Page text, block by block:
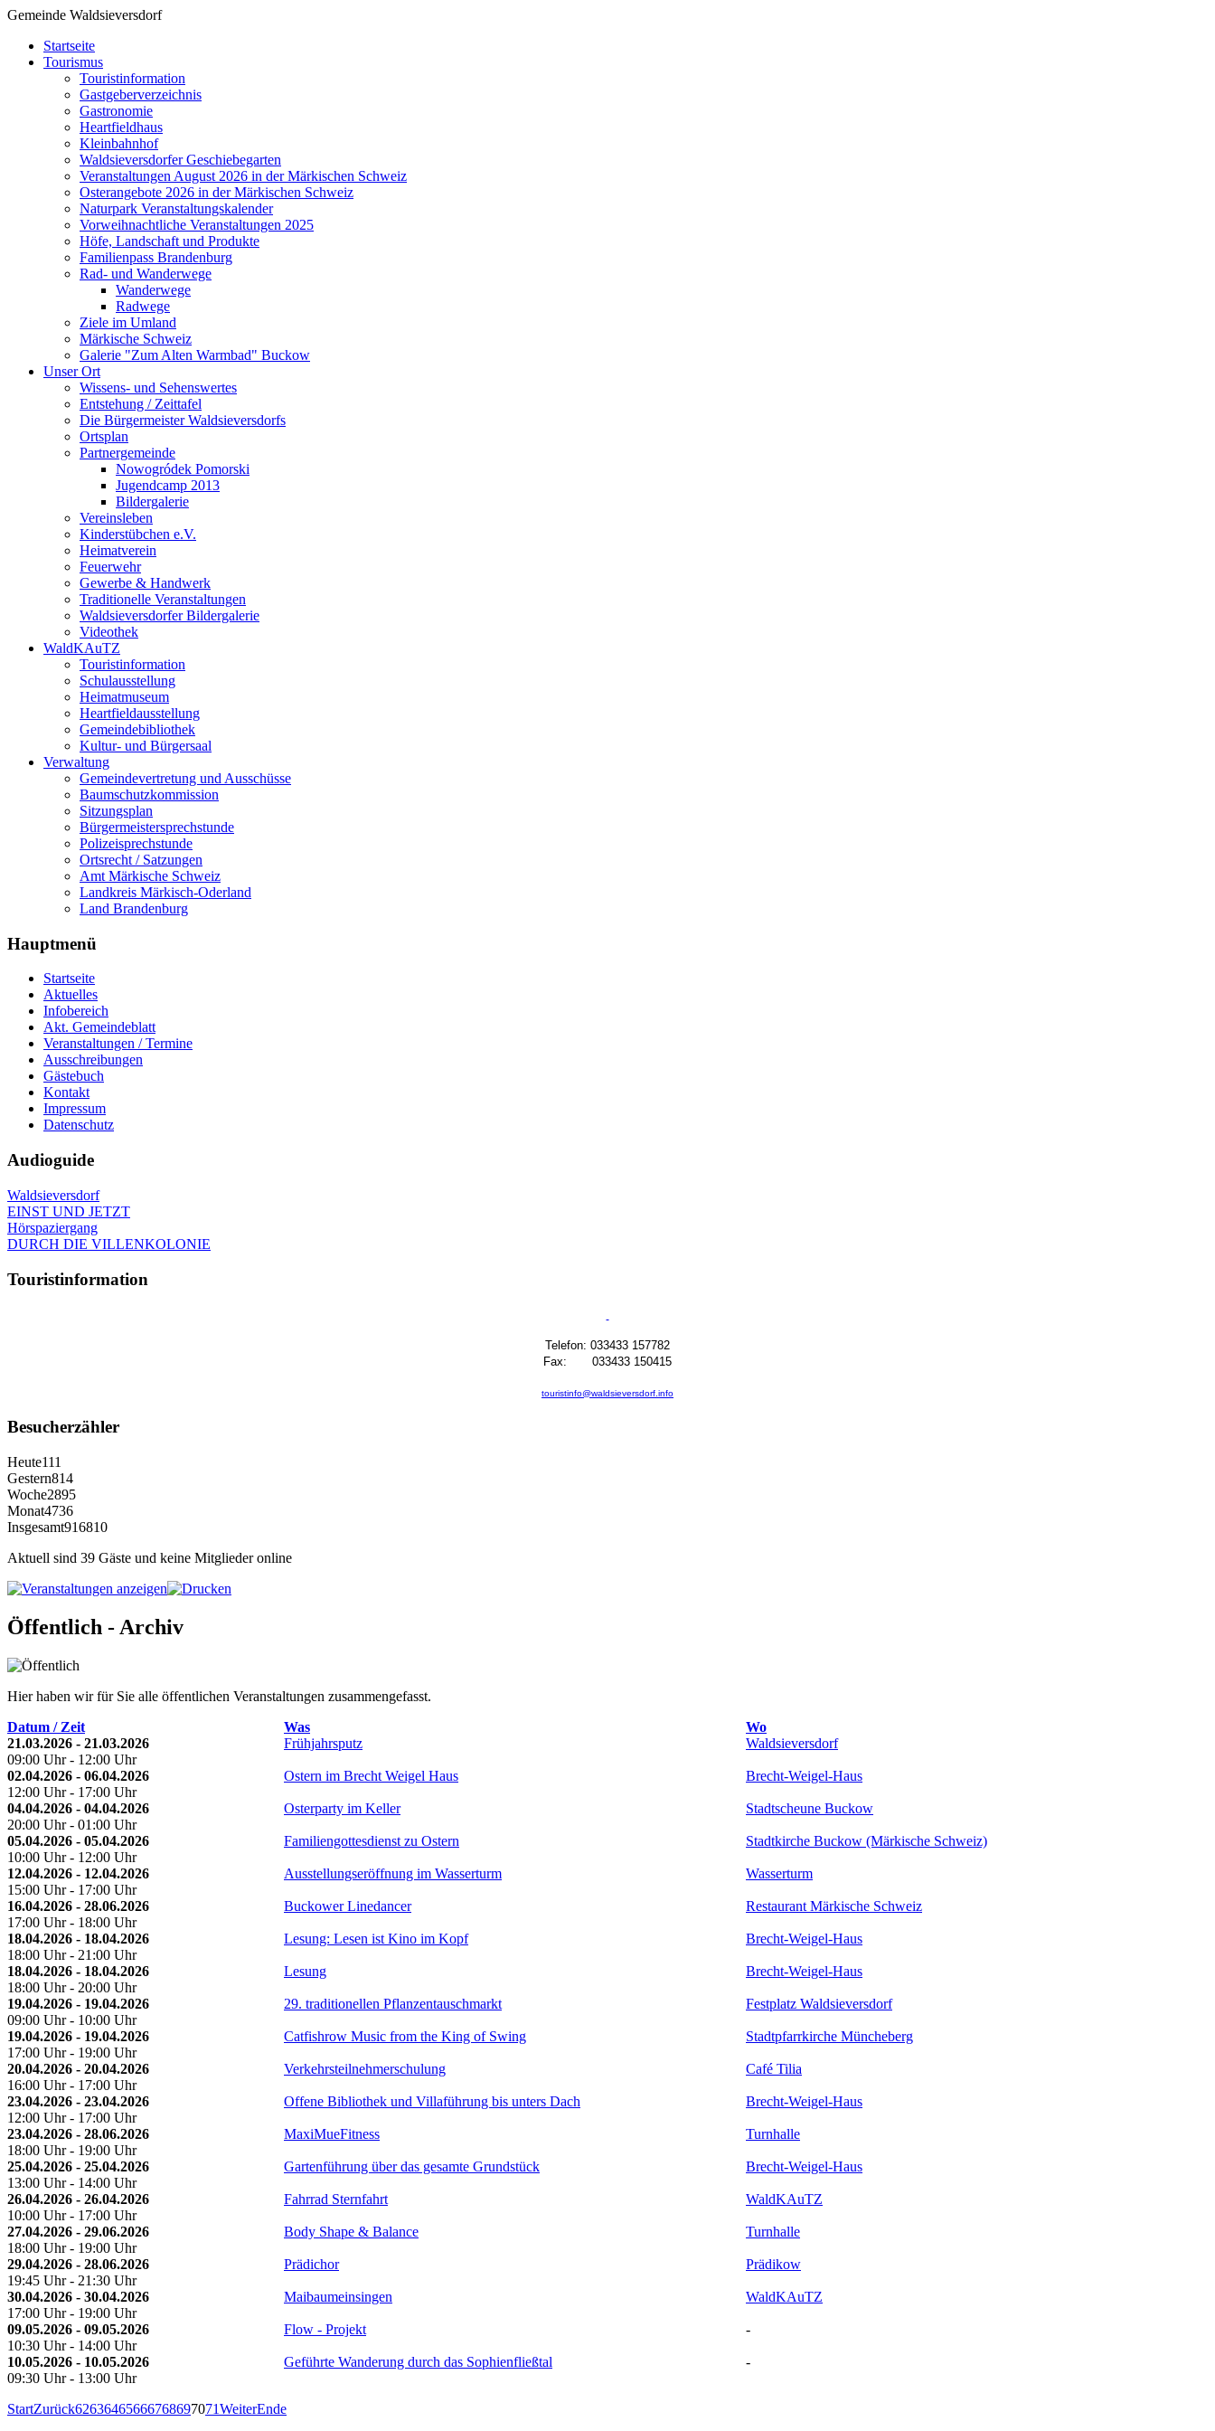
Gemeinde Waldsieversdorf
Startseite
Tourismus
Touristinformation
Gastgeberverzeichnis
Gastronomie
Heartfieldhaus
Kleinbahnhof
Waldsieversdorfer Geschiebegarten
Veranstaltungen August 2026 in der Märkischen Schweiz
Osterangebote 2026 in der Märkischen Schweiz
Naturpark Veranstaltungskalender
Vorweihnachtliche Veranstaltungen 2025
Höfe, Landschaft und Produkte
Familienpass Brandenburg
Rad- und Wanderwege
Wanderwege
Radwege
Ziele im Umland
Märkische Schweiz
Galerie "Zum Alten Warmbad" Buckow
Unser Ort
Wissens- und Sehenswertes
Entstehung / Zeittafel
Die Bürgermeister Waldsieversdorfs
Ortsplan
Partnergemeinde
Nowogródek Pomorski
Jugendcamp 2013
Bildergalerie
Vereinsleben
Kinderstübchen e.V.
Heimatverein
Feuerwehr
Gewerbe & Handwerk
Traditionelle Veranstaltungen
Waldsieversdorfer Bildergalerie
Videothek
WaldKAuTZ
Touristinformation
Schulausstellung
Heimatmuseum
Heartfieldausstellung
Gemeindebibliothek
Kultur- und Bürgersaal
Verwaltung
Gemeindevertretung und Ausschüsse
Baumschutzkommission
Sitzungsplan
Bürgermeistersprechstunde
Polizeisprechstunde
Ortsrecht / Satzungen
Amt Märkische Schweiz
Landkreis Märkisch-Oderland
Land Brandenburg
Hauptmenü
Startseite
Aktuelles
Infobereich
Akt. Gemeindeblatt
Veranstaltungen / Termine
Ausschreibungen
Gästebuch
Kontakt
Impressum
Datenschutz
Audioguide
Waldsieversdorf
EINST UND JETZT
Hörspaziergang
DURCH DIE VILLENKOLONIE
Touristinformation
Telefon: 033433 157782
Fax: 033433 150415
touristinfo@waldsieversdorf.info
Besucherzähler
Heute111
Gestern814
Woche2895
Monat4736
Insgesamt916810
Aktuell sind 39 Gäste und keine Mitglieder online
Öffentlich - Archiv
Hier haben wir für Sie alle öffentlichen Veranstaltungen zusammengefasst.
Datum / Zeit
Was
Wo
21.03.2026 - 21.03.2026
09:00 Uhr - 12:00 Uhr
Frühjahrsputz Waldsieversdorf
02.04.2026 - 06.04.2026
12:00 Uhr - 17:00 Uhr
Ostern im Brecht Weigel Haus Brecht-Weigel-Haus
04.04.2026 - 04.04.2026
20:00 Uhr - 01:00 Uhr
Osterparty im Keller Stadtscheune Buckow
05.04.2026 - 05.04.2026
10:00 Uhr - 12:00 Uhr
Familiengottesdienst zu Ostern Stadtkirche Buckow (Märkische Schweiz)
12.04.2026 - 12.04.2026
15:00 Uhr - 17:00 Uhr
Ausstellungseröffnung im Wasserturm Wasserturm
16.04.2026 - 28.06.2026
17:00 Uhr - 18:00 Uhr
Buckower Linedancer Restaurant Märkische Schweiz
18.04.2026 - 18.04.2026
18:00 Uhr - 21:00 Uhr
Lesung: Lesen ist Kino im Kopf Brecht-Weigel-Haus
18.04.2026 - 18.04.2026
18:00 Uhr - 20:00 Uhr
Lesung Brecht-Weigel-Haus
19.04.2026 - 19.04.2026
09:00 Uhr - 10:00 Uhr
29. traditionellen Pflanzentauschmarkt Festplatz Waldsieversdorf
19.04.2026 - 19.04.2026
17:00 Uhr - 19:00 Uhr
Catfishrow Music from the King of Swing Stadtpfarrkirche Müncheberg
20.04.2026 - 20.04.2026
16:00 Uhr - 17:00 Uhr
Verkehrsteilnehmerschulung Café Tilia
23.04.2026 - 23.04.2026
12:00 Uhr - 17:00 Uhr
Offene Bibliothek und Villaführung bis unters Dach Brecht-Weigel-Haus
23.04.2026 - 28.06.2026
18:00 Uhr - 19:00 Uhr
MaxiMueFitness Turnhalle
25.04.2026 - 25.04.2026
13:00 Uhr - 14:00 Uhr
Gartenführung über das gesamte Grundstück Brecht-Weigel-Haus
26.04.2026 - 26.04.2026
10:00 Uhr - 17:00 Uhr
Fahrrad Sternfahrt WaldKAuTZ
27.04.2026 - 29.06.2026
18:00 Uhr - 19:00 Uhr
Body Shape & Balance Turnhalle
29.04.2026 - 28.06.2026
19:45 Uhr - 21:30 Uhr
Prädichor Prädikow
30.04.2026 - 30.04.2026
17:00 Uhr - 19:00 Uhr
Maibaumeinsingen WaldKAuTZ
09.05.2026 - 09.05.2026
10:30 Uhr - 14:00 Uhr
Flow - Projekt -
10.05.2026 - 10.05.2026
09:30 Uhr - 13:00 Uhr
Geführte Wanderung durch das Sophienfließtal -
StartZurück62636465666768697071WeiterEnde